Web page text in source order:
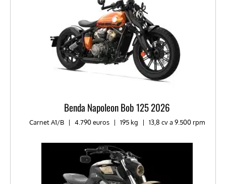
Benda Napoleon Bob 125 2026
Carnet A1/B | 4.790 euros | 195 kg | 13,8 cv a 9.500 rpm